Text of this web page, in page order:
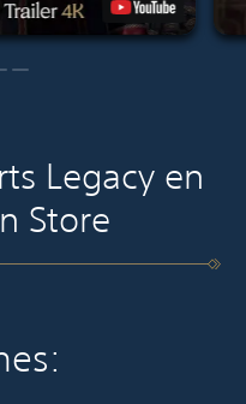
Legacy en
Store